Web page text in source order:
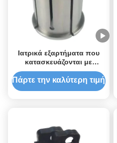
Ιατρικά εξαρτήματα που
κατασκευάζονται με
μηχανική CNC ακριβείας
Προσαρμοσμένο χρώμα
και ανοχή 0.01-0.005mm
Πάρτε την καλύτερη τιμή